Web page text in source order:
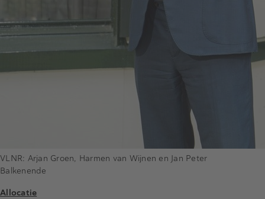
VLNR: Arjan Groen, Harmen van Wijnen en Jan Peter
Balkenende
Allocatie